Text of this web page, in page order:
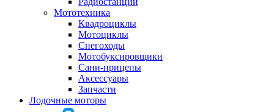
Мототехника
Квадроциклы
Мотоциклы
Снегоходы
Мотобуксировщики
Сани-прицепы
Аксессуары
Запчасти
Лодочные моторы